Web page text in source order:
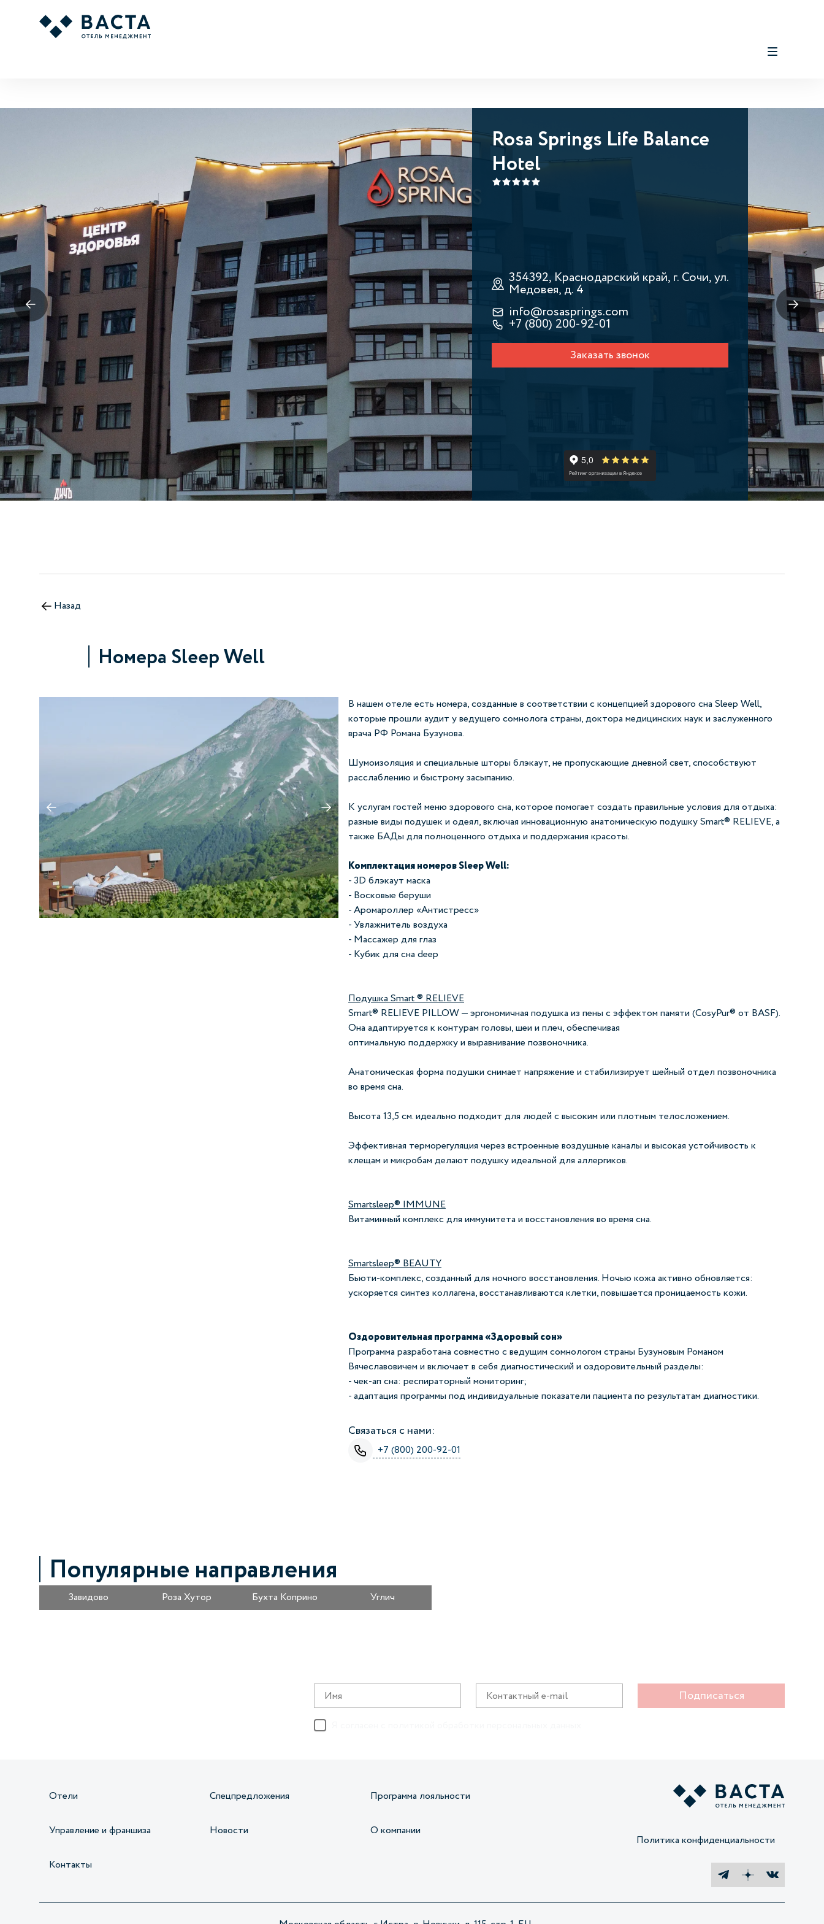
Rosa Springs Life Balance
Hotel
354392, Краснодарский край, г. Сочи, ул.
Медовея, д. 4
info@rosasprings.com
+7 (800) 200-92-01
Заказать звонок
Назад
Номера Sleep Well
В нашем отеле есть номера, созданные в соответствии с концепцией здорового сна Sleep Well,
которые прошли аудит у ведущего сомнолога страны, доктора медицинских наук и заслуженного
врача РФ Романа Бузунова.
Шумоизоляция и специальные шторы блэкаут, не пропускающие дневной свет, способствуют
расслаблению и быстрому засыпанию.
К услугам гостей меню здорового сна, которое помогает создать правильные условия для отдыха:
разные виды подушек и одеял, включая инновационную анатомическую подушку Smart® RELIEVE, а
также БАДы для полноценного отдыха и поддержания красоты.
Комплектация номеров Sleep Well:
- 3D блэкаут маска
- Восковые беруши
- Аромароллер «Антистресс»
- Увлажнитель воздуха
- Массажер для глаз
- Кубик для сна deep
Подушка Smart ® RELIEVE
Smart® RELIEVE PILLOW — эргономичная подушка из пены с эффектом памяти (CosyPur® от BASF).
Она адаптируется к контурам головы, шеи и плеч, обеспечивая
оптимальную поддержку и выравнивание позвоночника.
Анатомическая форма подушки снимает напряжение и стабилизирует шейный отдел позвоночника
во время сна.
Высота 13,5 см. идеально подходит для людей с высоким или плотным телосложением.
Эффективная терморегуляция через встроенные воздушные каналы и высокая устойчивость к
клещам и микробам делают подушку идеальной для аллергиков.
Smartsleep® IMMUNE
Витаминный комплекс для иммунитета и восстановления во время сна.
Smartsleep® BEAUTY
Бьюти-комплекс, созданный для ночного восстановления. Ночью кожа активно обновляется:
ускоряется синтез коллагена, восстанавливаются клетки, повышается проницаемость кожи.
Оздоровительная программа «Здоровый сон»
Программа разработана совместно с ведущим сомнологом страны Бузуновым Романом
Вячеславовичем и включает в себя диагностический и оздоровительный разделы:
- чек-ап сна: респираторный мониторинг;
- адаптация программы под индивидуальные показатели пациента по результатам диагностики.
Связаться с нами:
+7 (800) 200-92-01
Популярные направления
Завидово Роза Хутор Бухта Коприно Углич
Подписаться
Отели Спецпредложения Программа лояльности
Управление и франшиза Новости О компании
Контакты
Политика конфиденциальности